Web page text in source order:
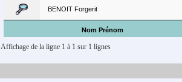
Nom Prénom
BENOIT Forgerit
Affichage de la ligne 1 à 1 sur 1 lignes